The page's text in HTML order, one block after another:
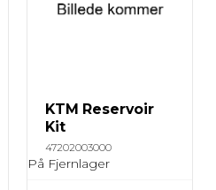
KTM Reservoir
Kit
47202003000
På Fjernlager